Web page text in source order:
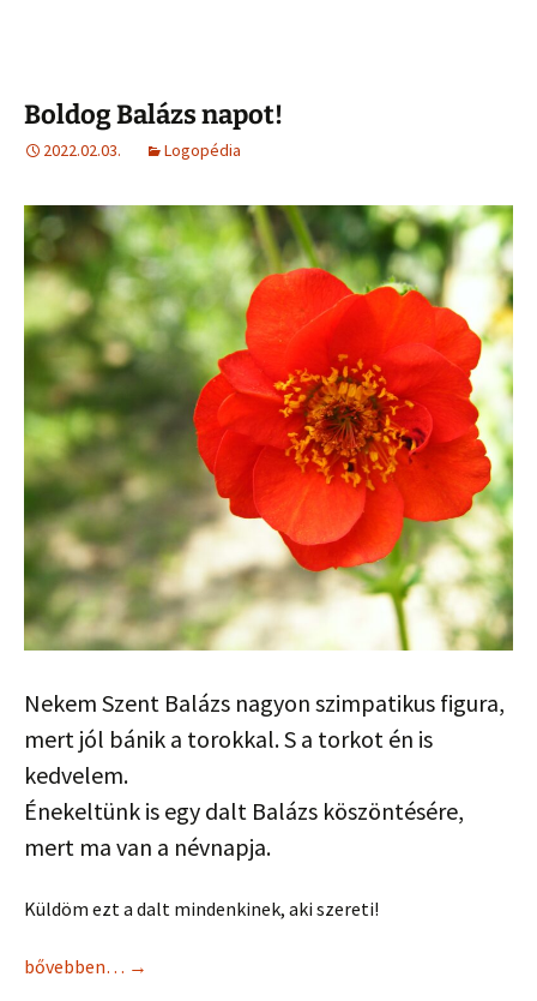
Boldog Balázs napot!
2022.02.03. Logopédia
Nekem Szent Balázs nagyon szimpatikus figura,
mert jól bánik a torokkal. S a torkot én is
kedvelem.
Énekeltünk is egy dalt Balázs köszöntésére,
mert ma van a névnapja.
Küldöm ezt a dalt mindenkinek, aki szereti!
bővebben… →